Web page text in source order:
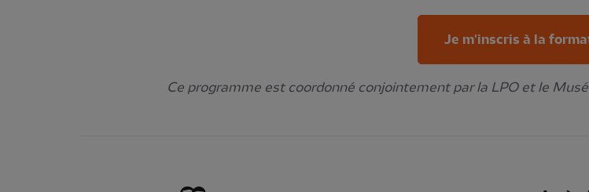
Je m'inscris à la
Ce programme est coordonné conjointement par la LPO et le